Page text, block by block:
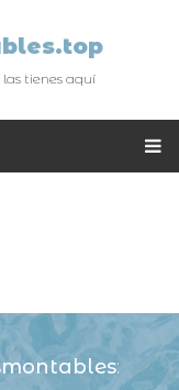
las tienes aquí
: